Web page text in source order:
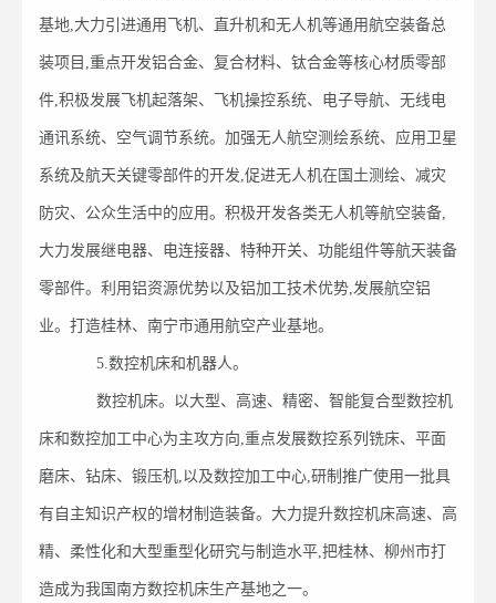
基地,大力引进通用飞机、直升机和无人机等通用航空装备总
装项目,重点开发铝合金、复合材料、钛合金等核心材质零部
件,积极发展飞机起落架、飞机操控系统、电子导航、无线电
通讯系统、空气调节系统。加强无人航空测绘系统、应用卫星
系统及航天关键零部件的开发,促进无人机在国土测绘、减灾
防灾、公众生活中的应用。积极开发各类无人机等航空装备,
大力发展继电器、电连接器、特种开关、功能组件等航天装备
零部件。利用铝资源优势以及铝加工技术优势,发展航空铝
业。打造桂林、南宁市通用航空产业基地。
5.数控机床和机器人。
数控机床。以大型、高速、精密、智能复合型数控机
床和数控加工中心为主攻方向,重点发展数控系列铣床、平面
磨床、钻床、锻压机,以及数控加工中心,研制推广使用一批具
有自主知识产权的增材制造装备。大力提升数控机床高速、高
精、柔性化和大型重型化研究与制造水平,把桂林、柳州市打
造成为我国南方数控机床生产基地之一。